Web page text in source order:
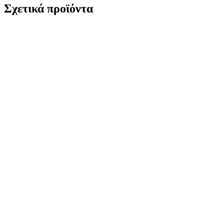
Σχετικά προϊόντα